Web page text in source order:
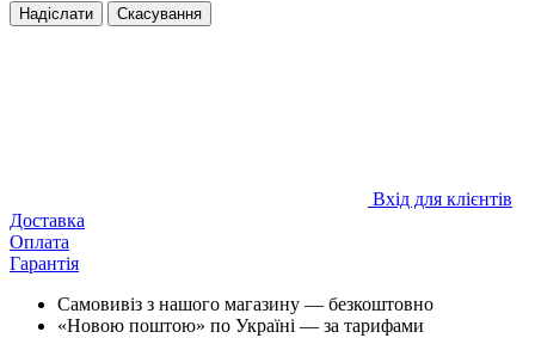
Надіслати Скасування
Вхід для клієнтів
Доставка
Оплата
Гарантія
Самовивіз з нашого магазину — безкоштовно
«Новою поштою» по Україні — за тарифами